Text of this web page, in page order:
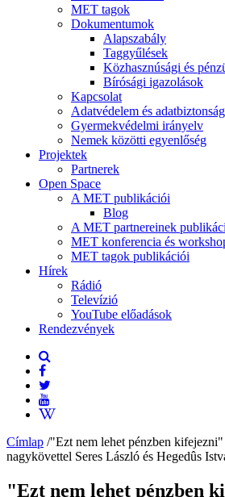
MET tagok
Dokumentumok
Alapszabály
Taggyűlések
Közhasznúsági és
Bírósági igazolások
Kapcsolat
Adatvédelem és adatbiztonság
Gyermekvédelmi irányelv
Nemek közötti egyenlőség
Projektek
Partnerek
Open Space
A MET publikációi
Blog
A MET partnereinek
MET konferencia és
MET tagok publikációi
Hírek
Rádió
Televízió
YouTube előadások
Rendezvények
Címlap /"Ezt nem lehet pénzben
nagykövettel Seres László és Hegedûs
"Ezt nem lehet pénzben